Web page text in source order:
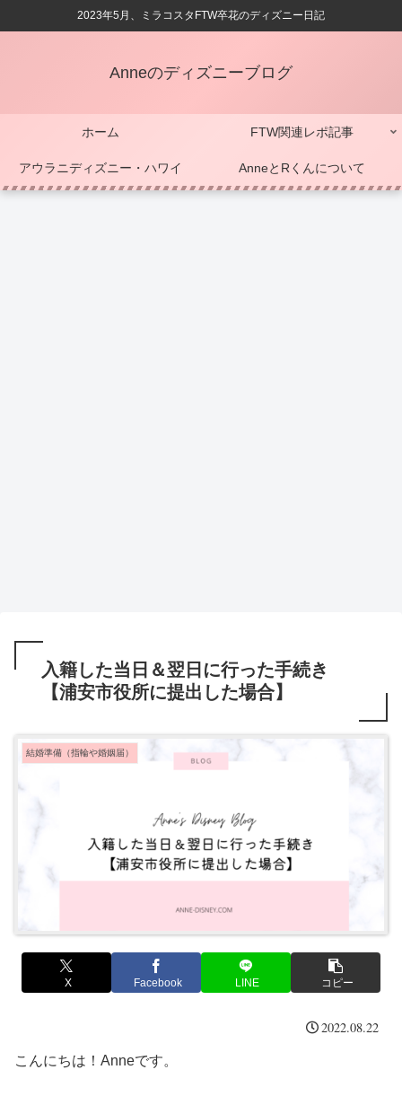
2023年5月、ミラコスタFTW卒花のディズニー日記
Anneのディズニーブログ
ホーム FTW関連レポ記事
アウラニディズニー・ハワイ AnneとRくんについて
入籍した当日＆翌日に行った手続き
【浦安市役所に提出した場合】
結婚準備（指輪や婚姻届）
X Facebook LINE コピー
2022.08.22
こんにちは！Anneです。